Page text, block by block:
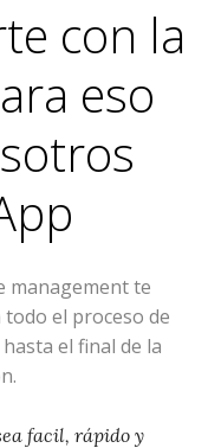
con la
eso
management te
el proceso de
el final de la
facil, rápido y